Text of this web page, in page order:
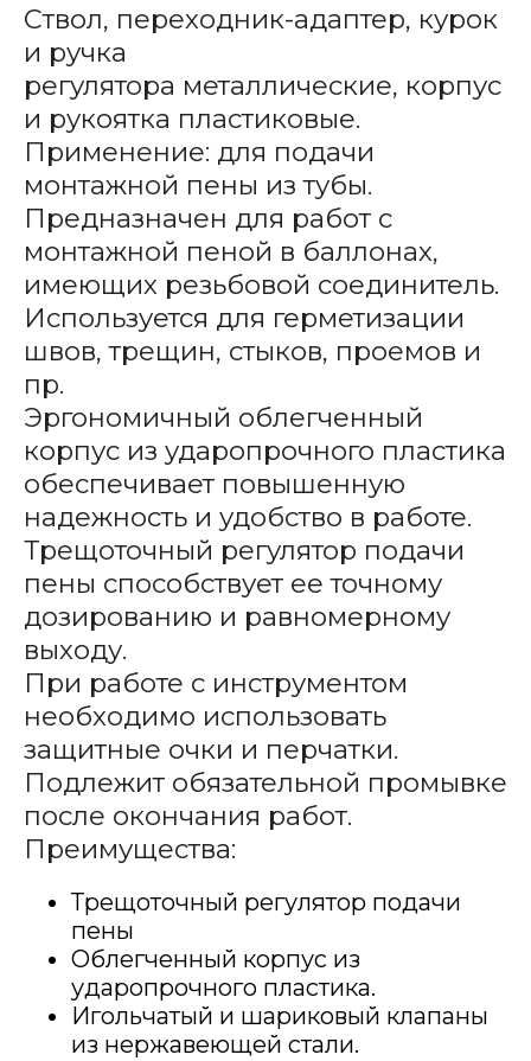
Ствол, переходник-адаптер, курок
и ручка
регулятора металлические, корпус
и рукоятка пластиковые.
Применение: для подачи
монтажной пены из тубы.
Предназначен для работ с
монтажной пеной в баллонах,
имеющих резьбовой соединитель.
Используется для герметизации
швов, трещин, стыков, проемов и
пр.
Эргономичный облегченный
корпус из ударопрочного пластика
обеспечивает повышенную
надежность и удобство в работе.
Трещоточный регулятор подачи
пены способствует ее точному
дозированию и равномерному
выходу.
При работе с инструментом
необходимо использовать
защитные очки и перчатки.
Подлежит обязательной промывке
после окончания работ.
Преимущества:
Трещоточный регулятор подачи
пены
Облегченный корпус из
ударопрочного пластика.
Игольчатый и шариковый клапаны
из нержавеющей стали.